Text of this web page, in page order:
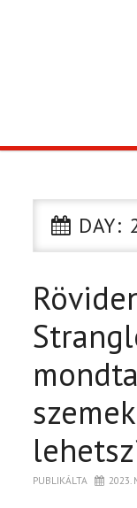
CIKK
PÓLÓ RENDELÉS
DAY:
PUBLIKÁLTA 2023.